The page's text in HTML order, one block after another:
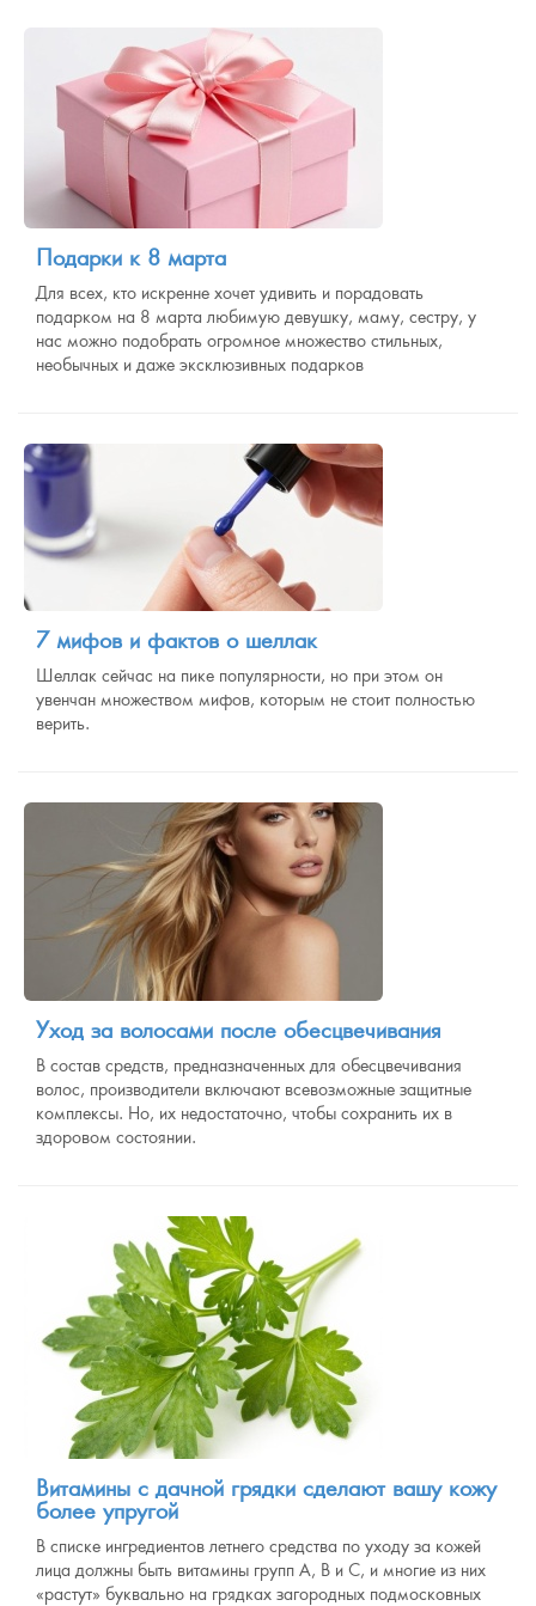
Подарки к 8 марта
Для всех, кто искренне хочет удивить и порадовать
подарком на 8 марта любимую девушку, маму, сестру, у
нас можно подобрать огромное множество стильных,
необычных и даже эксклюзивных подарков
7 мифов и фактов о шеллак
Шеллак сейчас на пике популярности, но при этом он
увенчан множеством мифов, которым не стоит полностью
верить.
Уход за волосами после обесцвечивания
В состав средств, предназначенных для обесцвечивания
волос, производители включают всевозможные защитные
комплексы. Но, их недостаточно, чтобы сохранить их в
здоровом состоянии.
Витамины с дачной грядки сделают вашу кожу
более упругой
В списке ингредиентов летнего средства по уходу за кожей
лица должны быть витамины групп А, В и С, и многие из них
«растут» буквально на грядках загородных подмосковных